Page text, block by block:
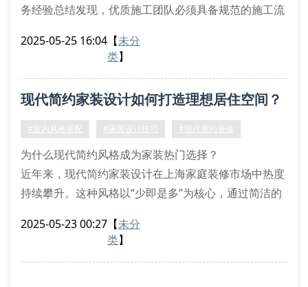
务经验总结发现，优质施工团队必须具备规范的施工流
楼装修时，需要兼顾空间动线规划与功能区域划分的双
材料环保认证：正规厂商提供的检测报告应包含甲醛释
放量等关键指标
程等细
2025-05-25 16:04 【未分
类】
现代简约家装设计如何打造理想居住空间？
#室内风格搭配 #家装设计技巧 #现代简约装修
为什么现代简约风格成为家装热门选择？
近年来，现代简约家装设计在上海家庭装修市场中热度
持续攀升。这种风格以“少即是多”为核心，通过简洁的
适的居家氛围。途美装潢设计团队发现，80%的年轻业
2025-05-23 00:27 【未分
类】